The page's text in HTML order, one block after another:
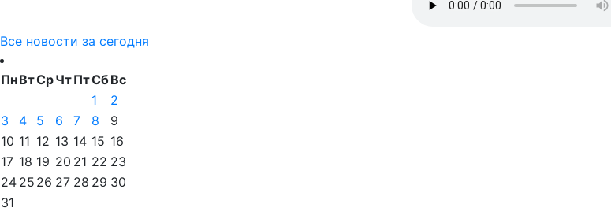
Все новости за сегодня
ПнВтСрЧтПтСбВс
1
2
3
4 5 6 7 8
9
10 11 12 13 14 15 16
17 18 19 20 21 22 23
24 25 26 27 28 29 30
31